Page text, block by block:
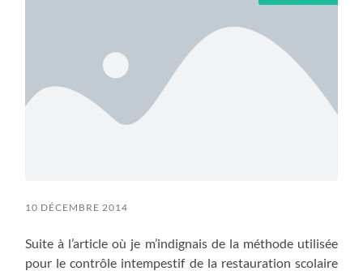
10 DÉCEMBRE 2014
Suite à l’article où je m’indignais de la méthode utilisée
pour le contrôle intempestif de la restauration scolaire